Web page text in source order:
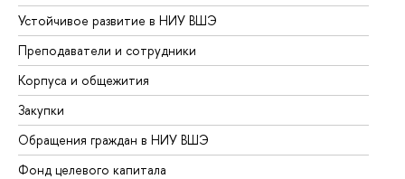
Устойчивое развитие в НИУ ВШЭ
Преподаватели и сотрудники
Корпуса и общежития
Закупки
Обращения граждан в НИУ ВШЭ
Фонд целевого капитала